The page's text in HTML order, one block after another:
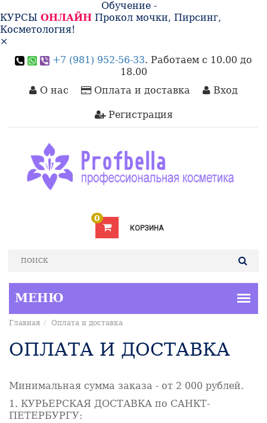
Обучение -
КУРСЫ ОНЛАЙН Прокол мочки, Пирсинг,
Косметология!
×
+7 (981) 952-56-33. Работаем с 10.00 до
18.00
О нас
Оплата и доставка Вход
Регистрация
КОРЗИНА
0
Главная Оплата и доставка
ОПЛАТА И ДОСТАВКА
Минимальная сумма заказа - от 2 000 рублей.
1. КУРЬЕРСКАЯ ДОСТАВКА по САНКТ-
ПЕТЕРБУРГУ: